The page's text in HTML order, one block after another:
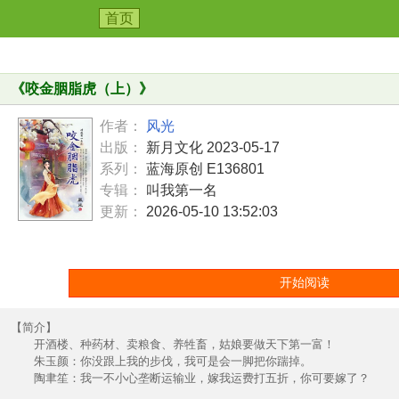
首页
《咬金胭脂虎（上） 》
作者：
风光
出版：
新月文化 2023-05-17
系列：
蓝海原创 E136801
专辑：
叫我第一名
更新：
2026-05-10 13:52:03
开始阅读
【简介】
开酒楼、种药材、卖粮食、养牲畜，姑娘要做天下第一富！
朱玉颜：你没跟上我的步伐，我可是会一脚把你踹掉。
陶聿笙：我一不小心垄断运输业，嫁我运费打五折，你可要嫁了？